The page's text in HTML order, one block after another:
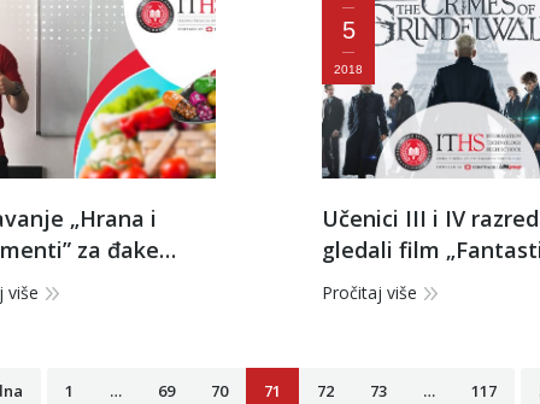
„Hrana i
za đake
više
5
2018
Učenici III i IV
gledali film
zveri: Grindelvaldovi
zločini”
Pročitaj više
1 … 69 70 71 72 73 … 117